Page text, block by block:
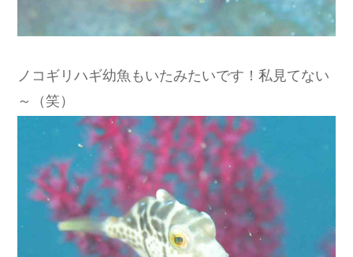
ノコギリハギ幼魚もいたみたいです！私見てない
～（笑）